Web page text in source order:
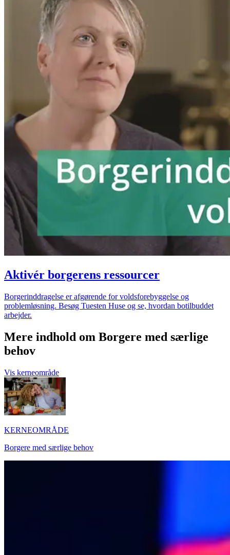
Aktivér borgerens ressourcer
Borgerinddragelse er afgørende for voldsforebyggelse og
problemløsning. Besøg Tuesten Huse og se, hvordan botilbuddet
arbejder.
Mere indhold om Borgere med særlige
behov
Vis kerneområde
KERNEOMRÅDE
Borgere med særlige behov